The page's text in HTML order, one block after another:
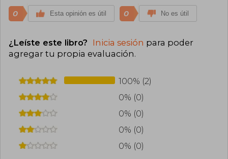
0 Esta opinión es útil 0 No es útil
¿Leíste este libro? Inicia sesión para poder
agregar tu propia evaluación.
100% (2)
0% (0)
0% (0)
0% (0)
0% (0)